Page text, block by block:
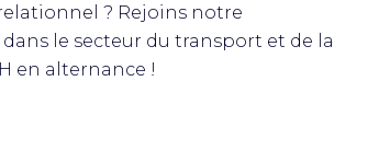
? Rejoins notre
le secteur du transport et de la
en alternance !